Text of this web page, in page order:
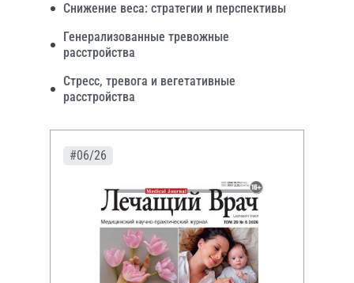
Снижение веса: стратегии и перспективы
Генерализованные тревожные
расстройства
Стресс, тревога и вегетативные
расстройства
#06/26